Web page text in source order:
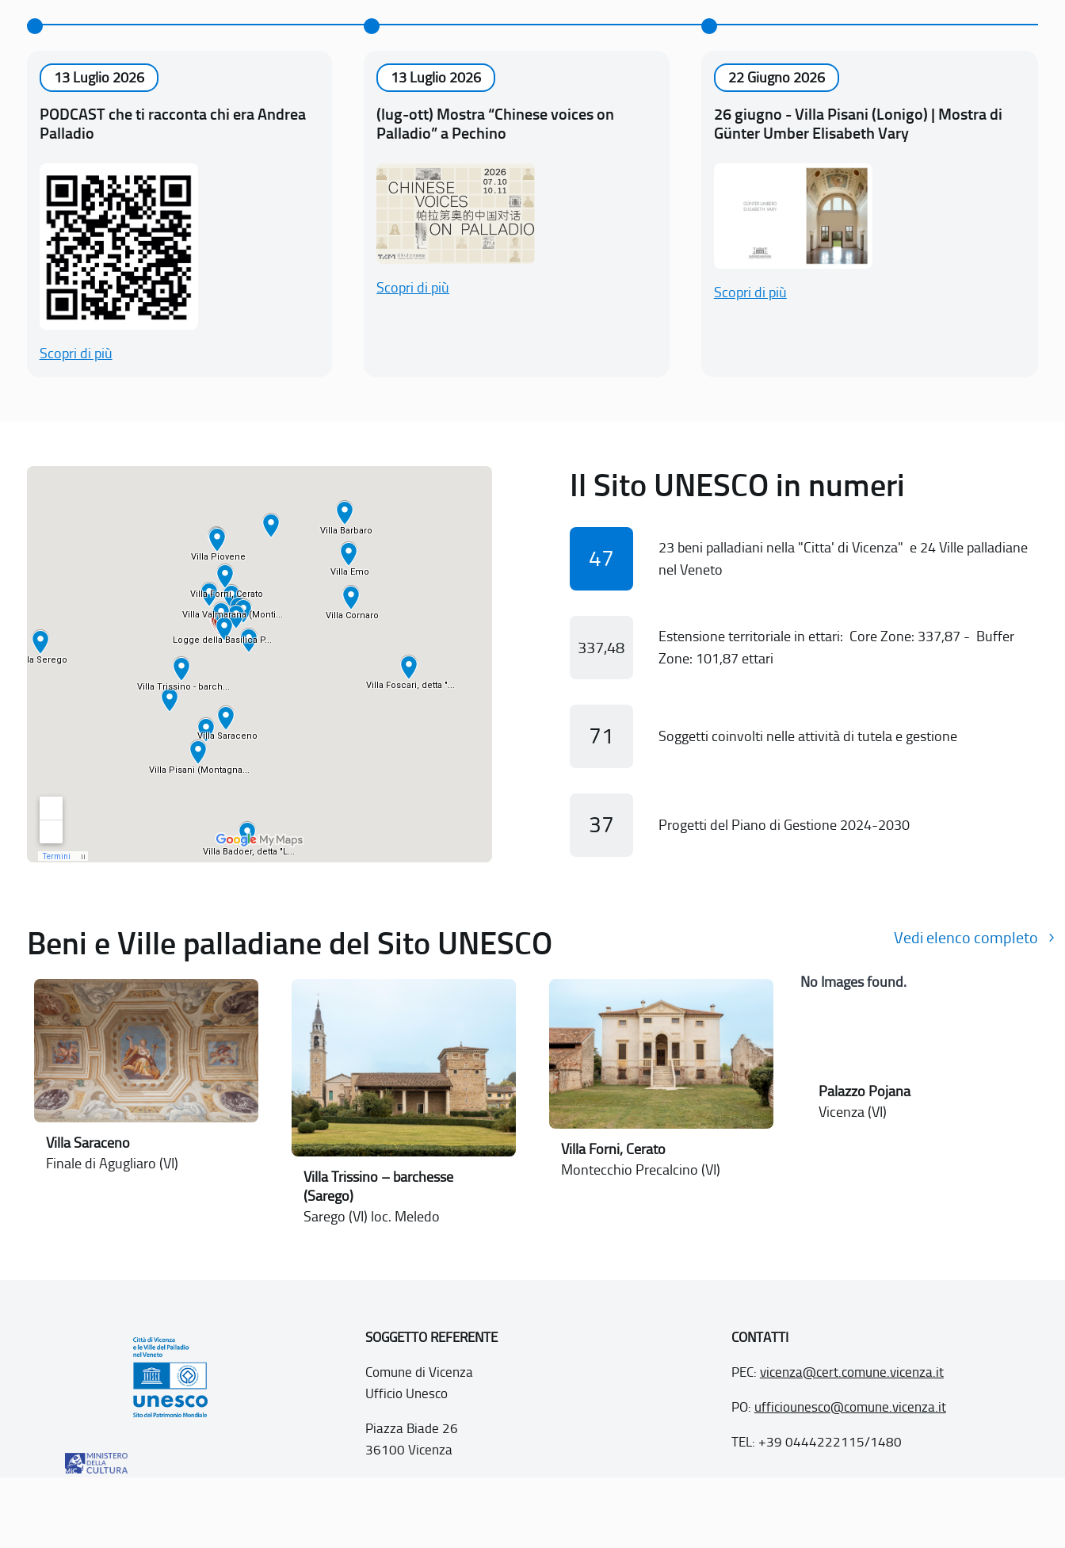
13 Luglio 2026
PODCAST che ti racconta chi era Andrea
Palladio
Scopri di più
13 Luglio 2026
(lug-ott) Mostra “Chinese voices on
Palladio” a Pechino
Scopri di più
22 Giugno 2026
26 giugno - Villa Pisani (Lonigo) | Mostra di
Günter Umber Elisabeth Vary
Scopri di più
Il Sito UNESCO in numeri
47
23 beni palladiani nella "Citta' di Vicenza" e 24 Ville palladiane
nel Veneto
337,48
Estensione territoriale in ettari: Core Zone: 337,87 - Buffer
Zone: 101,87 ettari
71 Soggetti coinvolti nelle attività di tutela e gestione
37 Progetti del Piano di Gestione 2024-2030
Beni e Ville palladiane del Sito UNESCO Vedi elenco completo
Villa Saraceno
Finale di Agugliaro (VI)
Villa Trissino – barchesse
(Sarego)
Sarego (VI) loc. Meledo
Villa Forni, Cerato
Montecchio Precalcino (VI)
No Images found.
Palazzo Pojana
Vicenza (VI)
SOGGETTO REFERENTE
Comune di Vicenza
Ufficio Unesco
Piazza Biade 26
36100 Vicenza
CONTATTI
PEC: vicenza@cert.comune.vicenza.it
PO: ufficiounesco@comune.vicenza.it
TEL: +39 0444222115/1480